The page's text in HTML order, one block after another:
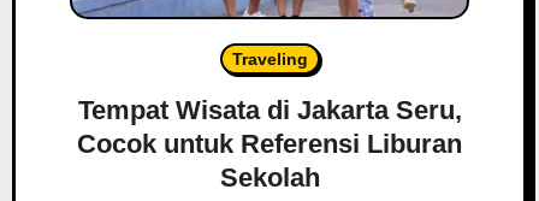
Traveling
Tempat Wisata di Jakarta Seru,
Cocok untuk Referensi Liburan
Sekolah